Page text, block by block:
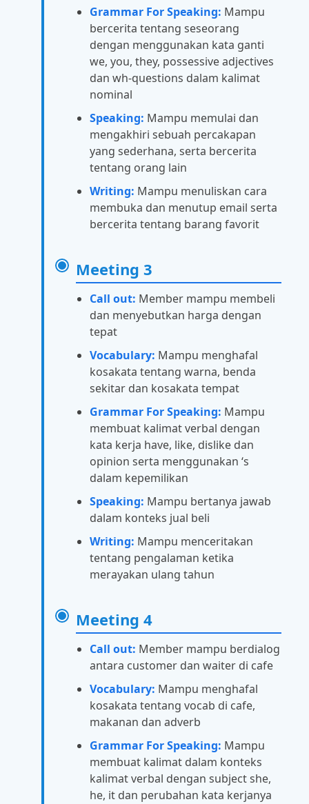
Grammar For Speaking: Mampu
bercerita tentang seseorang
dengan menggunakan kata ganti
we, you, they, possessive adjectives
dan wh-questions dalam kalimat
nominal
Speaking: Mampu memulai dan
mengakhiri sebuah percakapan
yang sederhana, serta bercerita
tentang orang lain
Writing: Mampu menuliskan cara
membuka dan menutup email serta
bercerita tentang barang favorit
Meeting 3
Call out: Member mampu membeli
dan menyebutkan harga dengan
tepat
Vocabulary: Mampu menghafal
kosakata tentang warna, benda
sekitar dan kosakata tempat
Grammar For Speaking: Mampu
membuat kalimat verbal dengan
kata kerja have, like, dislike dan
opinion serta menggunakan ‘s
dalam kepemilikan
Speaking: Mampu bertanya jawab
dalam konteks jual beli
Writing: Mampu menceritakan
tentang pengalaman ketika
merayakan ulang tahun
Meeting 4
Call out: Member mampu berdialog
antara customer dan waiter di cafe
Vocabulary: Mampu menghafal
kosakata tentang vocab di cafe,
makanan dan adverb
Grammar For Speaking: Mampu
membuat kalimat dalam konteks
kalimat verbal dengan subject she,
he, it dan perubahan kata kerjanya